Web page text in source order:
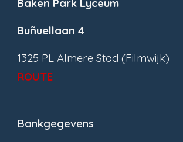
Baken Park Lyceum
Buñuellaan 4
1325 PL Almere Stad
ROUTE
Bankgegevens